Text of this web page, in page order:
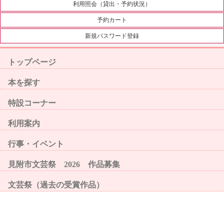
利用照会（貸出・予約状況）
予約カート
新規パスワード登録
トップページ
本を探す
特設コーナー
利用案内
行事・イベント
見附市文芸祭 2026 作品募集
文芸祭（過去の受賞作品）